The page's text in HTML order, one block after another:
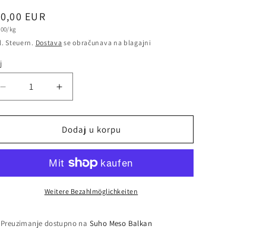
EUR
kg
Steuern. Dostava se obračunava na blagajni
Smanjite
količinu
za
ljuti
Povećajte
količinu
za
Bosanski
ljuti
Sudžuk
400gr
Dodaj u korpu
Weitere Bezahlmöglichkeiten
Preuzimanje dostupno na Suho Meso Balkan